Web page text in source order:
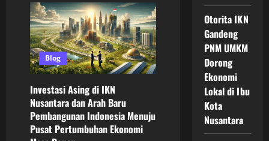
Kerja
Baru
di
IKN
Jadi
Magnet
Peluang
Karier
bagi
Muda
Indonesia
di
Era
Pembangunan
Nasional
Blog
Investasi Asing di IKN
Nusantara dan Arah Baru
Pembangunan Indonesia Menuju
Pusat Pertumbuhan Ekonomi
Otorita IKN
Gandeng
PNM UMKM
Dorong
Ekonomi
Lokal di Ibu
Kota
Nusantara